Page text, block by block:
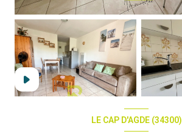
LE CAP D'AGDE (34300)